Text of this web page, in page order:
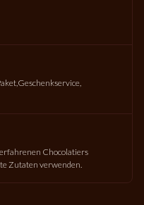
Geschenkservice
Chocolatiers
Zutaten verwenden.